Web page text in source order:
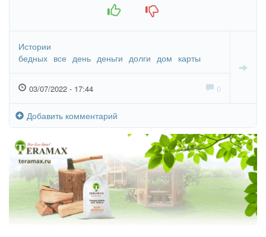
Истории
бедных все день деньги долги дом карты
03/07/2022 - 17:44 0
Добавить комментарий